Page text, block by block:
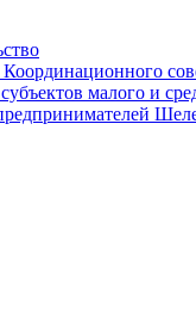
малого и